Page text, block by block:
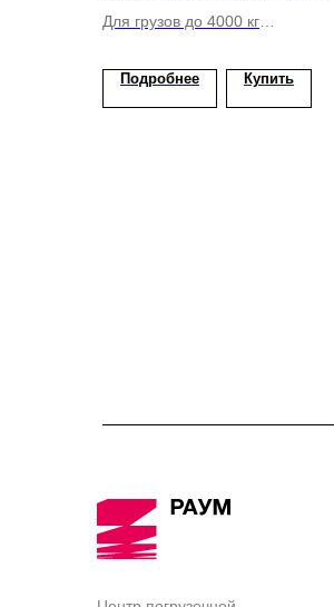
Для грузов до 4000 кг
Одинарный ножничный подъем
Подробнее Купить